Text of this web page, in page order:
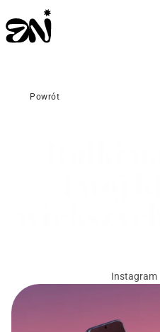
Powrót
dotrzeć do milionów Instagram